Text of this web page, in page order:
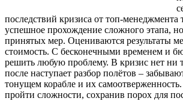
последствий кризиса от топ-менеджмента
успешное прохождение сложного этапа,
принятых мер. Оцениваются результаты
стоимость. С бесконечными временем и
решить любую проблему. В кризис нет ни
после наступает разбор полётов –
тонущем корабле и их
пройти сложности, сохранив порох для